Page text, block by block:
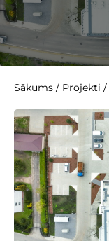
Sākums / Projekti /